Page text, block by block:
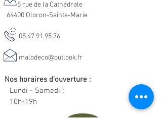
5 rue de la Cathédrale
64400 Oloron-Sainte-Marie
05.47.91.95.76
malodeco@outlook.fr
Nos horaires d'ouverture :
Lundi - Samedi :
10h-19h